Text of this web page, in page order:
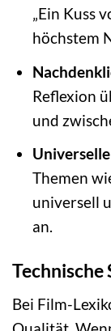
„Ein Kuss
höchstem
Reflexion
und
Themen
universell
an.
Bei Film-